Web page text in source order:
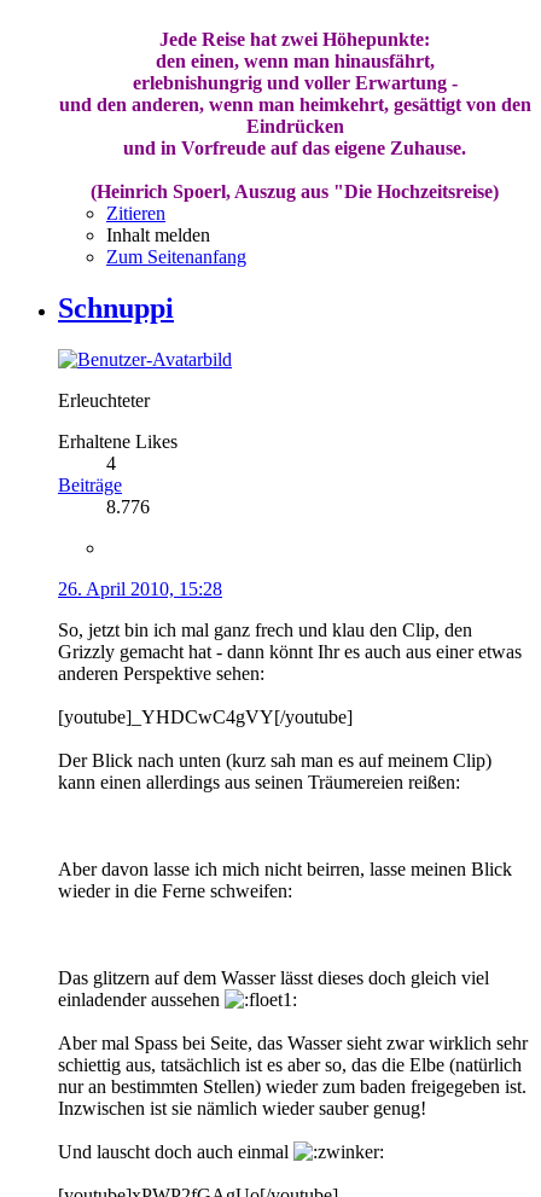
Jede Reise hat zwei Höhepunkte:
den einen, wenn man hinausfährt,
erlebnishungrig und voller Erwartung -
und den anderen, wenn man heimkehrt, gesättigt von den
Eindrücken
und in Vorfreude auf das eigene Zuhause.
(Heinrich Spoerl, Auszug aus "Die Hochzeitsreise)
Zitieren
Inhalt melden
Zum Seitenanfang
Schnuppi
Erleuchteter
Erhaltene Likes
4
Beiträge
8.776
26. April 2010, 15:28
So, jetzt bin ich mal ganz frech und klau den Clip, den
Grizzly gemacht hat - dann könnt Ihr es auch aus einer etwas
anderen Perspektive sehen:
[youtube]_YHDCwC4gVY[/youtube]
Der Blick nach unten (kurz sah man es auf meinem Clip)
kann einen allerdings aus seinen Träumereien reißen:
Aber davon lasse ich mich nicht beirren, lasse meinen Blick
wieder in die Ferne schweifen:
Das glitzern auf dem Wasser lässt dieses doch gleich viel
einladender aussehen
Aber mal Spass bei Seite, das Wasser sieht zwar wirklich sehr
schiettig aus, tatsächlich ist es aber so, das die Elbe (natürlich
nur an bestimmten Stellen) wieder zum baden freigegeben ist.
Inzwischen ist sie nämlich wieder sauber genug!
Und lauscht doch auch einmal